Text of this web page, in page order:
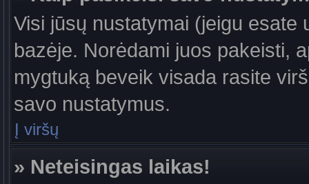
Visi jūsų nustatymai (jeigu
bazėje. Norėdami juos pakeisti,
mygtuką beveik visada rasite
savo nustatymus.
Į viršų
» Neteisingas laikas!